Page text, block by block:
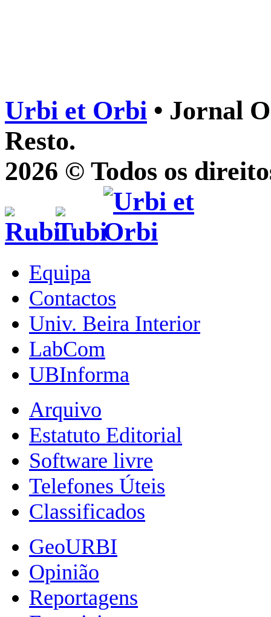
Urbi et Orbi • Jornal
Resto.
2026 © Todos os
Equipa
Contactos
Univ. Beira Interior
LabCom
UBInforma
Arquivo
Estatuto Editorial
Software livre
Telefones Úteis
Classificados
GeoURBI
Opinião
Reportagens